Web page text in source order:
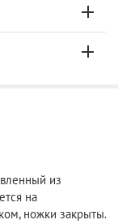
из
на
ножки закрыты.